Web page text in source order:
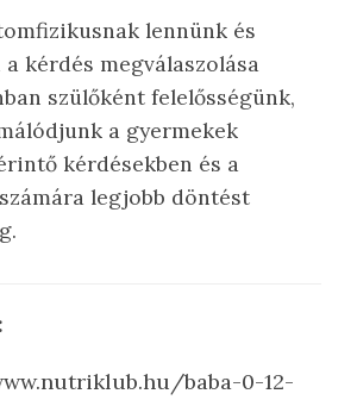
lennünk és
kérdés megválaszolása
szülőként felelősségünk,
a gyermekek
kérdésekben és a
legjobb döntést
baba-0-12-